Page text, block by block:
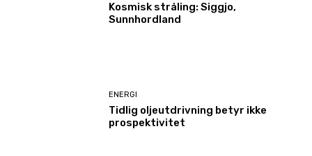
Kosmisk stråling: Siggjo,
Sunnhordland
ENERGI
Tidlig oljeutdrivning betyr ikke
prospektivitet